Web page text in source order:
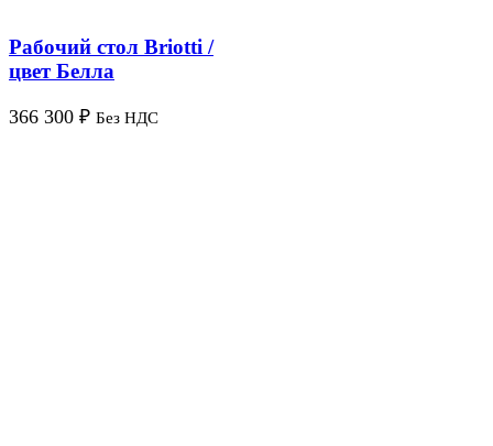
Рабочий стол Briotti /
цвет Белла
366 300 ₽ Без НДС